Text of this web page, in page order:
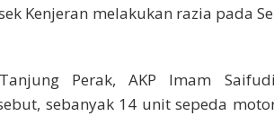
Kenjeran melakukan razia pada
Perak, AKP Imam
sebanyak 14 unit sepeda